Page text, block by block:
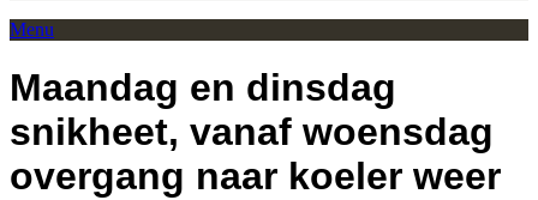
Menu
Maandag en dinsdag
snikheet, vanaf woensdag
overgang naar koeler weer